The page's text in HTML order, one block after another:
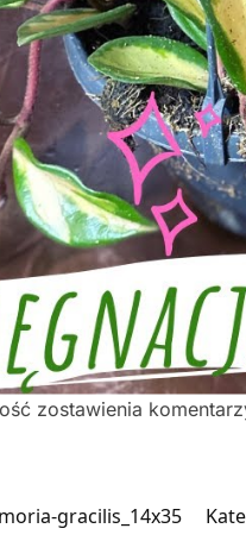
zostawienia
gracilis_14x35